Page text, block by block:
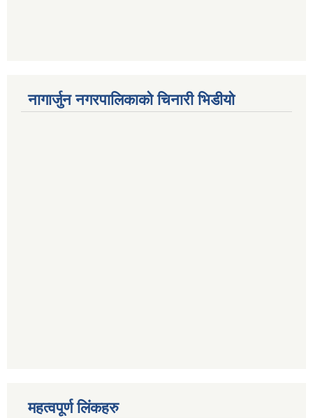
नागार्जुन नगरपालिकाको चिनारी भिडीयो
महत्वपूर्ण लिंकहरु